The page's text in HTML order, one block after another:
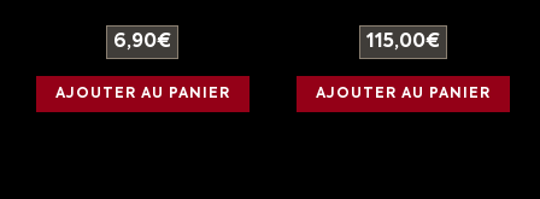
6,90€
AJOUTER AU PANIER
115,00€
AJOUTER AU PANIER